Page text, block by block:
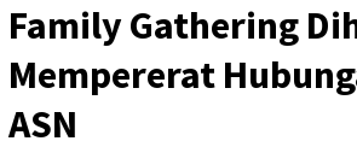
Family Gathering
Mempererat
ASN